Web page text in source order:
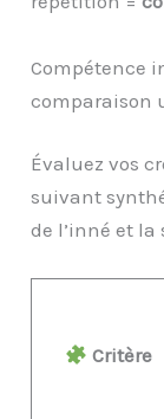
Compétence
comparaison
Évaluez vos
suivant
de l’inné et la
Critère